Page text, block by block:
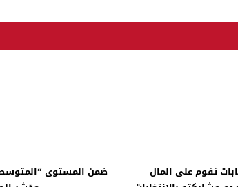
تقوم على المال
ضمن المستوى